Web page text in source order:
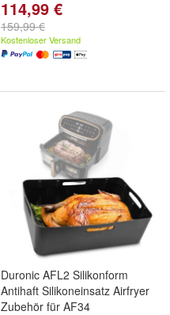
114,99 €
159,99 €
Kostenloser Versand
Duronic AFL2 Silikonform
Antihaft Silikoneinsatz Airfryer
Zubehör für AF34